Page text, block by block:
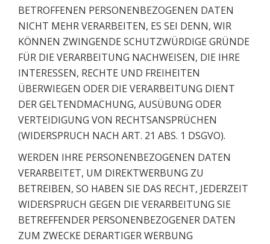
BETROFFENEN PERSONENBEZOGENEN DATEN
NICHT MEHR VERARBEITEN, ES SEI DENN, WIR
KÖNNEN ZWINGENDE SCHUTZWÜRDIGE GRÜNDE
FÜR DIE VERARBEITUNG NACHWEISEN, DIE IHRE
INTERESSEN, RECHTE UND FREIHEITEN
ÜBERWIEGEN ODER DIE VERARBEITUNG DIENT
DER GELTENDMACHUNG, AUSÜBUNG ODER
VERTEIDIGUNG VON RECHTSANSPRÜCHEN
(WIDERSPRUCH NACH ART. 21 ABS. 1 DSGVO).
WERDEN IHRE PERSONENBEZOGENEN DATEN
VERARBEITET, UM DIREKTWERBUNG ZU
BETREIBEN, SO HABEN SIE DAS RECHT, JEDERZEIT
WIDERSPRUCH GEGEN DIE VERARBEITUNG SIE
BETREFFENDER PERSONENBEZOGENER DATEN
ZUM ZWECKE DERARTIGER WERBUNG